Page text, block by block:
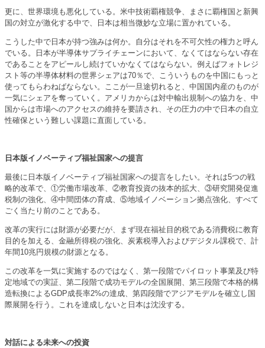
更に、世界環境も悪化している。米中技術覇権競争、まさに覇権国と新興
国の対立が激化する中で、日本は相当微妙な立場に置かれている。
こうした中で日本が持つ強みは何か。自分はそれを不可欠性の権力と呼ん
でいる。日本が半導体サプライチェーンにおいて、なくてはならない存在
であることをアピールし続けていかなくてはならない。例えばフォトレジ
スト等の半導体材料の世界シェアは70％で、こういうものを中国にもっと
使ってもらわねばならない。ここが一旦途切れると、中国国内産のものが
一気にシェアを奪っていく。アメリカからは対中輸出規制への協力を、中
国からは市場へのアクセスの維持を要請され、その圧力の中で日本の自立
性確保という難しい課題に直面している。
日本版イノベーティブ福祉国家への提言
最後に日本版イノベーティブ福祉国家への提言をしたい。それは5つの戦
略的改革で、①労働市場改革、②教育投資の抜本的拡大、③研究開発促進
税制の強化、④中間団体の育成、⑤地域イノベーション拠点強化、すべて
ごく当たり前のことである。
改革の実行には財源が必要だが、まず現在福祉目的税である消費税に教育
目的を加える、金融所得税の強化、炭素税導入およびデジタル課税で、計
年間10兆円規模の財源となる。
この改革を一気に実施するのではなく、第一段階でパイロット事業及び特
定地域での実証、第二段階で成功モデルの全国展開、第三段階で本格的構
造転換によるGDP成長率2%の達成、第四段階でアジアモデルを確立し国
際展開を行う。これを達成しないと日本は沈没する。
対話による未来への投資